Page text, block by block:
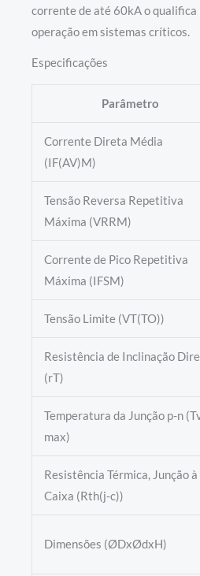
corrente de até 60kA o qualifica
operação em sistemas críticos.
Especificações
Parâmetro
Corrente Direta Média
(IF(AV)M)
Tensão Reversa Repetitiva
Máxima (VRRM)
Corrente de Pico Repetitiva
Máxima (IFSM)
Tensão Limite (VT(TO))
Resistência de Inclinação
(rT)
Temperatura da Junção p-n
max)
Resistência Térmica, Junção à
Caixa (Rth(j-c))
Dimensões (ØDxØdxH)